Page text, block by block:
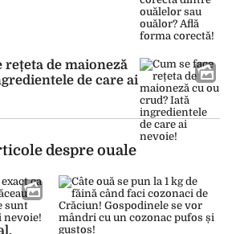
rețeta de maioneză
de care ai
despre ouale